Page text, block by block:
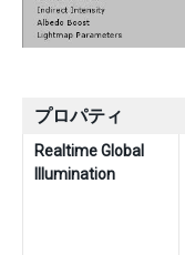
プロパティ
Realtime Global
Illumination